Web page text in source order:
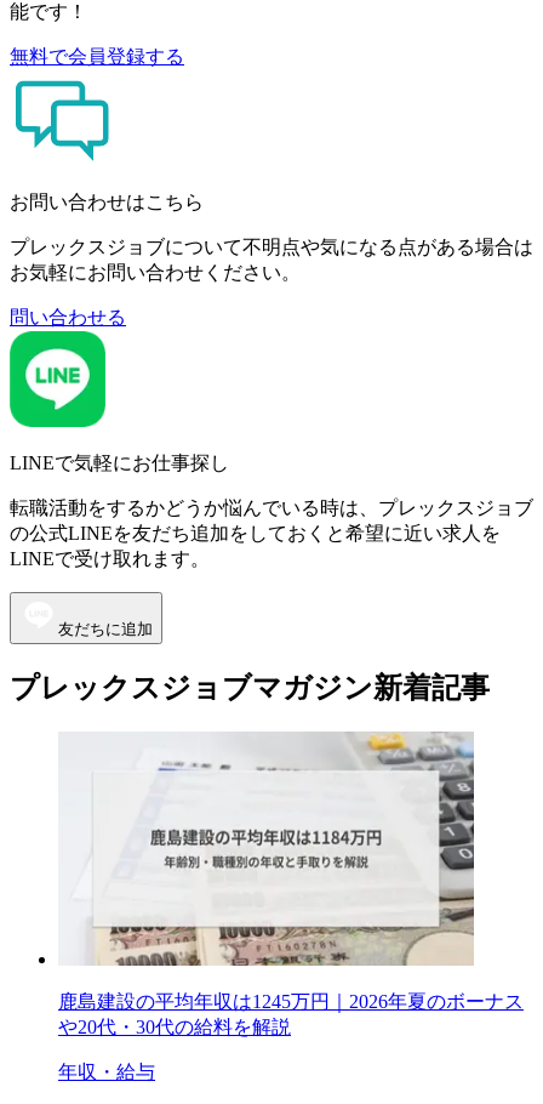
能です！
無料で会員登録する
お問い合わせはこちら
プレックスジョブについて不明点や気になる点がある場合は
お気軽にお問い合わせください。
問い合わせる
LINEで気軽にお仕事探し
転職活動をするかどうか悩んでいる時は、プレックスジョブ
の公式LINEを友だち追加をしておくと希望に近い求人を
LINEで受け取れます。
友だちに追加
プレックスジョブマガジン新着記事
鹿島建設の平均年収は1245万円｜2026年夏のボーナス
や20代・30代の給料を解説
年収・給与